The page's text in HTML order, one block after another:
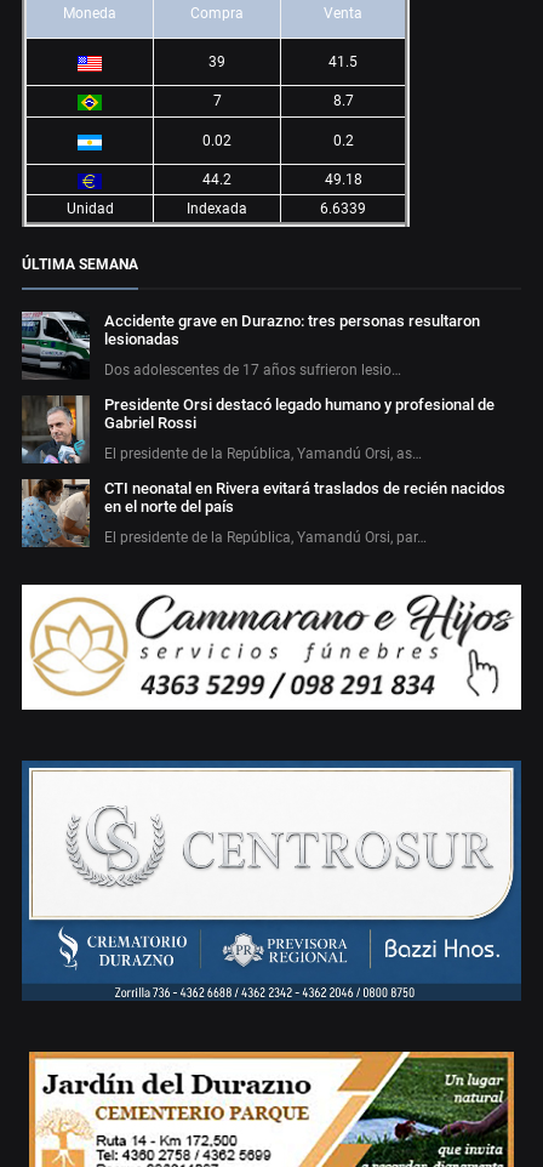
Moneda Compra Venta
39 41.5
7 8.7
0.02 0.2
44.2
49.18
Unidad
Indexada 6.6339
ÚLTIMA SEMANA
Accidente grave en Durazno: tres personas resultaron
lesionadas
Dos adolescentes de 17 años sufrieron lesio…
Presidente Orsi destacó legado humano y profesional de
Gabriel Rossi
El presidente de la República, Yamandú Orsi, as…
CTI neonatal en Rivera evitará traslados de recién nacidos
en el norte del país
El presidente de la República, Yamandú Orsi, par…